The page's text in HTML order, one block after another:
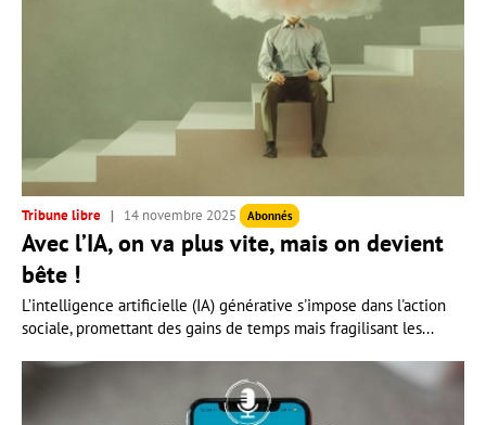
Tribune libre 14 novembre 2025 Abonnés
Avec l’IA, on va plus vite, mais on devient
bête !
L’intelligence artificielle (IA) générative s'impose dans l'action
sociale, promettant des gains de temps mais fragilisant les...